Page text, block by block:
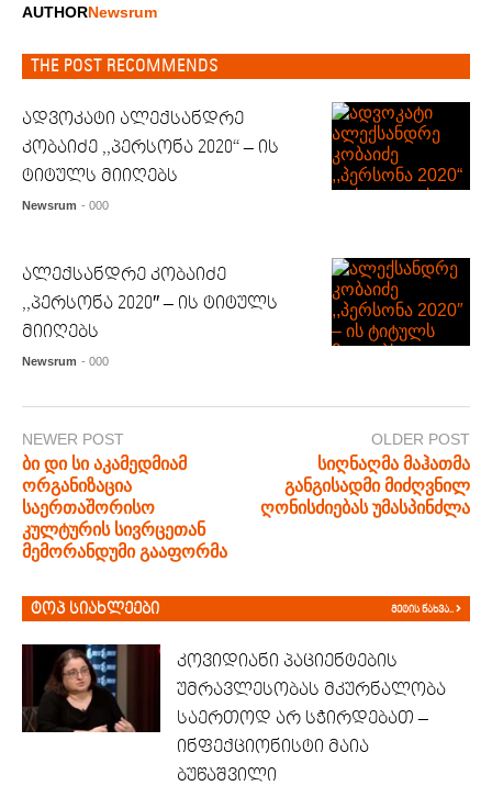
AUTHORNewsrum
THE POST RECOMMENDS
ადვოკატი ალექსანდრე
კობაიძე ,,პერსონა 2020“ – ის
ტიტულს მიიღებს
Newsrum - 000
ალექსანდრე კობაიძე
,,პერსონა 2020″ – ის ტიტულს
მიიღებს
Newsrum - 000
NEWER POST
ბი დი სი აკამედმიამ
ორგანიზაცია
საერთაშორისო
კულტურის სივრცეთან
მემორანდუმი გააფორმა
OLDER POST
სიღნაღმა მაჰათმა
განგისადმი მიძღვნილ
ღონისძიებას უმასპინძლა
ტოპ სიახლეები მეტის ნახვა..
კოვიდიანი პაციენტების
უმრავლესობას მკურნალობა
საერთოდ არ სჭირდებათ –
ინფექციონისტი მაია
ბუწაშვილი